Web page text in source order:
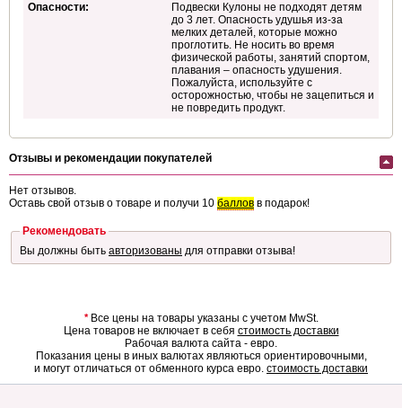
Опасности:
Подвески Кулоны не подходят детям
до 3 лет. Опасность удушья из-за
мелких деталей, которые можно
проглотить. Не носить во время
физической работы, занятий спортом,
плавания – опасность удушения.
Пожалуйста, используйте с
осторожностью, чтобы не зацепиться и
не повредить продукт.
Отзывы и рекомендации покупателей
Нет отзывов.
Оставь свой отзыв о товаре и получи 10 баллов в подарок!
Рекомендовать
Вы должны быть авторизованы для отправки отзыва!
*Все цены на товары указаны с учетом MwSt.
Цена товаров не включает в себя стоимость доставки
Рабочая валюта сайта - евро.
Показания цены в иных валютах являються ориентировочными,
и могут отличаться от обменного курса евро. стоимость доставки